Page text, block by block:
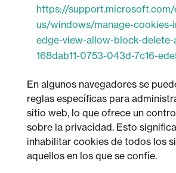
https://support.microsoft.com/
us/windows/manage-
edge-view-allow-block-delete-
168dab11-0753-043d-7c16-
En algunos navegadores se
reglas específicas para
sitio web, lo que ofrece un
sobre la privacidad. Esto
inhabilitar cookies de todos los
aquellos en los que se confíe.